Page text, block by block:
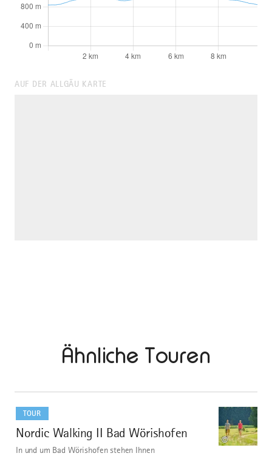
AUF DER ALLGÄU KARTE
Ähnliche Touren
TOUR
1
Nordic Walking II Bad Wörishofen
©
In und um Bad Wörishofen stehen Ihnen
dazu